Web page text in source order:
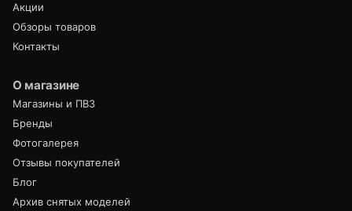
Акции
Обзоры товаров
Контакты
О магазине
Магазины и ПВЗ
Бренды
Фотогалерея
Отзывы покупателей
Блог
Архив снятых моделей